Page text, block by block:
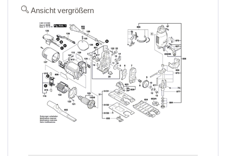
Ansicht vergrößern